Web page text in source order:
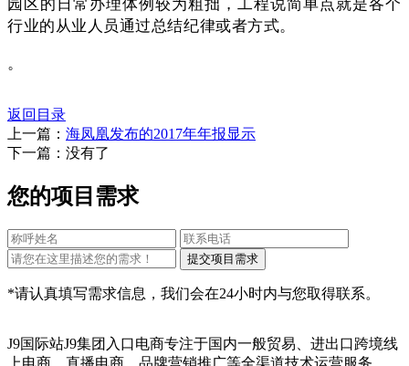
行业的从业人员通过总结纪律或者方式。
。
返回目录
上一篇： 海凤凰发布的2017年年报显示
下一篇：没有了
您的项目需求
*请认真填写需求信息，我们会在24小时内与您取得联系。
J9国际站J9集团入口电商专注于国内一般贸易、进出口跨境线
上电商、直播电商、品牌营销推广等全渠道技术运营服务，